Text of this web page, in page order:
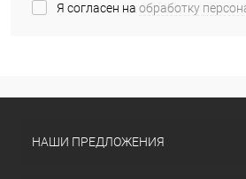
Я согласен на обработку
НАШИ ПРЕДЛОЖЕНИЯ